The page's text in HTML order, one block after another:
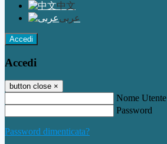
中文
عربى
Accedi
Accedi
button close ×
Nome Utente
Password
Password dimenticata?